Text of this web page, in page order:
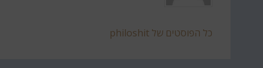
כל הפוסטים של philoshit